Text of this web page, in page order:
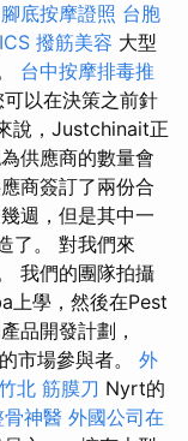
腳底按摩證照 台胞
撥筋美容 大型
台中按摩排毒推
可以在決策之前針
說，Justchinait正
供應商的數量會
商簽訂了兩份合
週，但是其中一
了。 對我們來
我們的團隊拍攝
上學，然後在Pest
品開發計劃，
市場參與者。 外
北 筋膜刀 Nyrt的
骨神醫 外國公司在